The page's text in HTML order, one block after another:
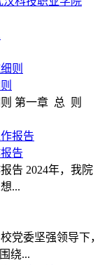
则 第一章 总 则
告
告 2024年，我院
...
党委坚强领导下，
绕...